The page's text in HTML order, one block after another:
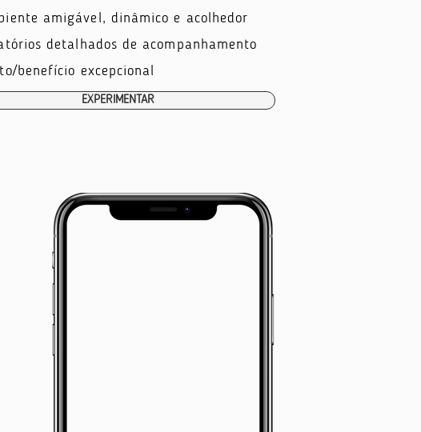
amigável, dinâmico e acolhedor
detalhados de acompanhamento
benefício excepcional
EXPERIMENTAR